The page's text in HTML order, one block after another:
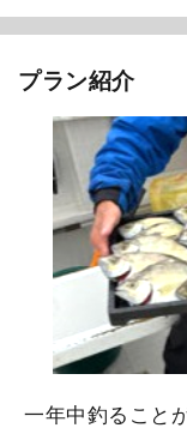
プラン紹介
一年中釣ること